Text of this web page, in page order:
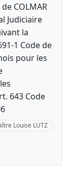
COLMAR
Judiciaire
la
1 Code de
pour les
643 Code
Louise LUTZ